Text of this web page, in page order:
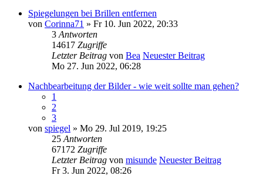
Spiegelungen bei Brillen entfernen
von Corinna71 » Fr 10. Jun 2022, 20:33
3 Antworten
14617 Zugriffe
Letzter Beitrag von Bea Neuester Beitrag
Mo 27. Jun 2022, 06:28
Nachbearbeitung der Bilder - wie weit sollte man gehen?
1
2
3
von spiegel » Mo 29. Jul 2019, 19:25
25 Antworten
67172 Zugriffe
Letzter Beitrag von misunde Neuester Beitrag
Fr 3. Jun 2022, 08:26